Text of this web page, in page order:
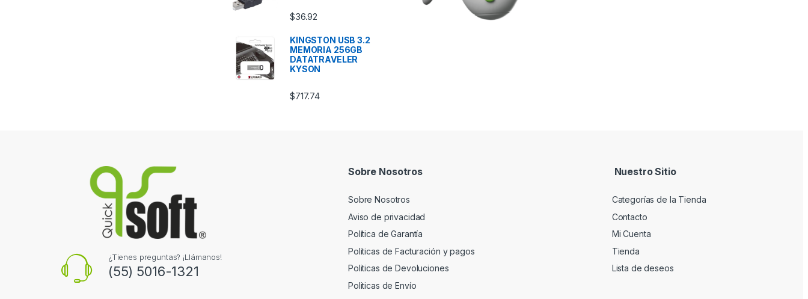
$36.92
KINGSTON USB 3.2
MEMORIA 256GB
DATATRAVELER
KYSON
$717.74
¿Tienes preguntas? ¡Llámanos!
(55) 5016-1321
Sobre Nosotros
Sobre Nosotros
Aviso de privacidad
Política de Garantía
Politicas de Facturación y pagos
Politicas de Devoluciones
Politicas de Envío
Nuestro Sitio
Categorías de la Tienda
Contacto
Mi Cuenta
Tienda
Lista de deseos